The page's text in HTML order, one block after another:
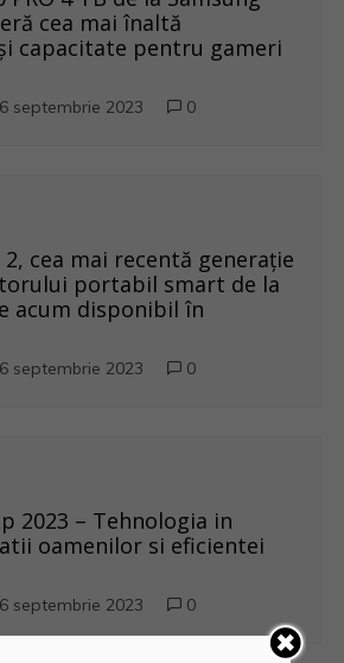
cea mai înaltă
capacitate pentru gameri
6 septembrie 2023 0
2, cea mai recentă generație
portabil smart de la
acum disponibil în
6 septembrie 2023 0
2023 – Tehnologia in
oamenilor si eficientei
6 septembrie 2023 0